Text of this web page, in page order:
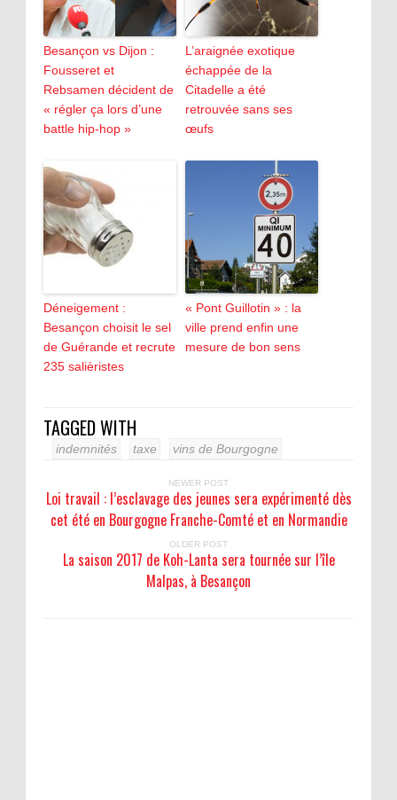
Besançon vs Dijon :
Fousseret et
Rebsamen décident de
« régler ça lors d’une
battle hip-hop »
L’araignée exotique
échappée de la
Citadelle a été
retrouvée sans ses
œufs
Déneigement :
Besançon choisit le sel
de Guérande et recrute
235 salièristes
« Pont Guillotin » : la
ville prend enfin une
mesure de bon sens
TAGGED WITH
indemnités taxe vins de Bourgogne
NEWER POST
Loi travail : l’esclavage des jeunes sera expérimenté dès
cet été en Bourgogne Franche-Comté et en Normandie
OLDER POST
La saison 2017 de Koh-Lanta sera tournée sur l’île
Malpas, à Besançon